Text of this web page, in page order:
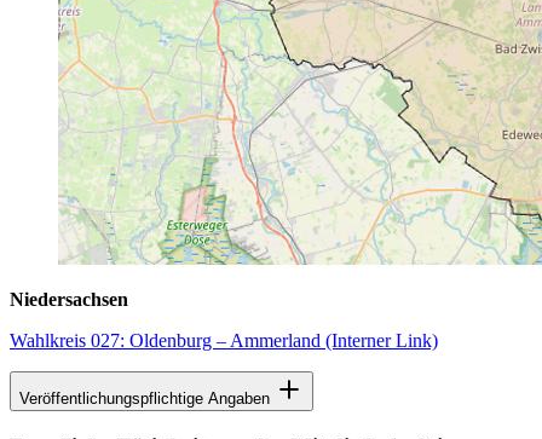
Niedersachsen
Wahlkreis 027: Oldenburg – Ammerland (Interner Link)
Veröffentlichungspflichtige Angaben